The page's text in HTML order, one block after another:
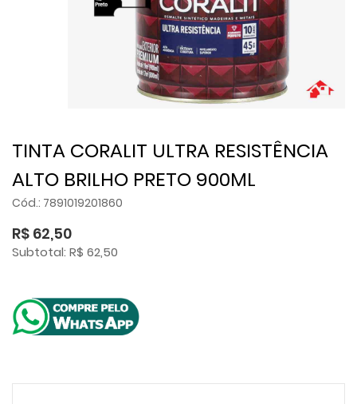
TINTA CORALIT ULTRA RESISTÊNCIA
ALTO BRILHO PRETO 900ML
Cód.: 7891019201860
R$ 62,50
Subtotal: R$ 62,50